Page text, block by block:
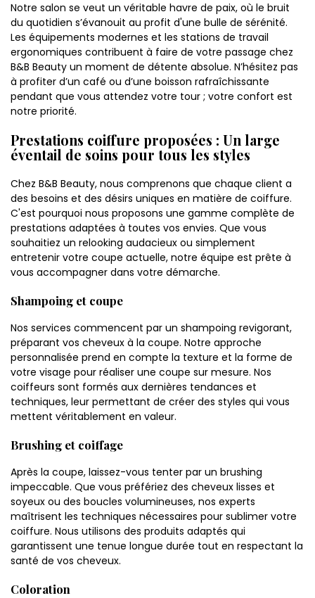
Notre salon se veut un véritable havre de paix, où le bruit
du quotidien s’évanouit au profit d'une bulle de sérénité.
Les équipements modernes et les stations de travail
ergonomiques contribuent à faire de votre passage chez
B&B Beauty un moment de détente absolue. N’hésitez pas
à profiter d’un café ou d’une boisson rafraîchissante
pendant que vous attendez votre tour ; votre confort est
notre priorité.
Prestations coiffure proposées : Un large
éventail de soins pour tous les styles
Chez B&B Beauty, nous comprenons que chaque client a
des besoins et des désirs uniques en matière de coiffure.
C'est pourquoi nous proposons une gamme complète de
prestations adaptées à toutes vos envies. Que vous
souhaitiez un relooking audacieux ou simplement
entretenir votre coupe actuelle, notre équipe est prête à
vous accompagner dans votre démarche.
Shampoing et coupe
Nos services commencent par un shampoing revigorant,
préparant vos cheveux à la coupe. Notre approche
personnalisée prend en compte la texture et la forme de
votre visage pour réaliser une coupe sur mesure. Nos
coiffeurs sont formés aux dernières tendances et
techniques, leur permettant de créer des styles qui vous
mettent véritablement en valeur.
Brushing et coiffage
Après la coupe, laissez-vous tenter par un brushing
impeccable. Que vous préfériez des cheveux lisses et
soyeux ou des boucles volumineuses, nos experts
maîtrisent les techniques nécessaires pour sublimer votre
coiffure. Nous utilisons des produits adaptés qui
garantissent une tenue longue durée tout en respectant la
santé de vos cheveux.
Coloration